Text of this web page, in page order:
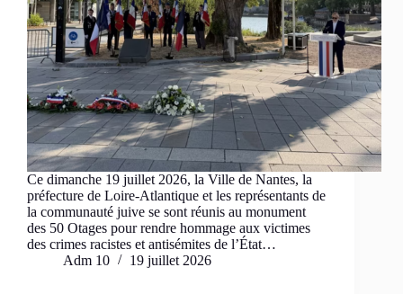
Ce dimanche 19 juillet 2026, la Ville de Nantes, la
préfecture de Loire-Atlantique et les représentants de
la communauté juive se sont réunis au monument
des 50 Otages pour rendre hommage aux victimes
des crimes racistes et antisémites de l’État…
Adm 10
19 juillet 2026